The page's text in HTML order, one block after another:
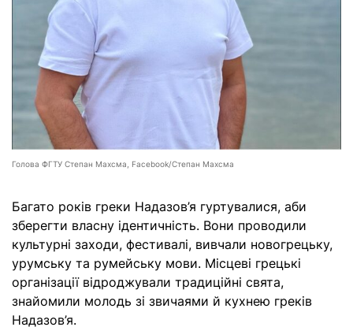
Голова ФГТУ Степан Махсма, Facebook/Степан Махсма
Багато років греки Надазов’я гуртувалися, аби
зберегти власну ідентичність. Вони проводили
культурні заходи, фестивалі, вивчали новогрецьку,
урумську та румейську мови. Місцеві грецькі
організації відроджували традиційні свята,
знайомили молодь зі звичаями й кухнею греків
Надазов’я.